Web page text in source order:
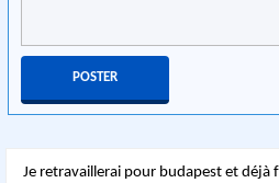
Je retravaillerai pour budapest et déjà